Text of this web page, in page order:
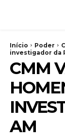
Início Poder
investigador da
CMM
AM